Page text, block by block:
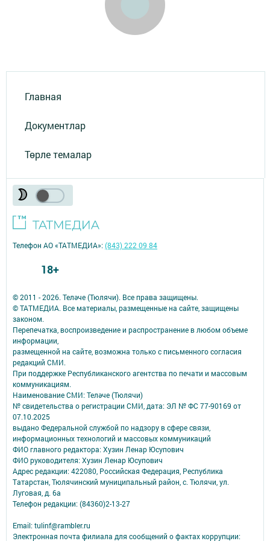
Главная
Документлар
Төрле темалар
© 2011 - 2026. Теләче (Тюлячи). Все права защищены.
© ТАТМЕДИА. Все материалы, размещенные на сайте, защищены
законом.
Перепечатка, воспроизведение и распространение в любом объеме
информации,
размещенной на сайте, возможна только с письменного согласия
редакций СМИ.
При поддержке Республиканского агентства по печати и массовым
коммуникациям.
Наименование СМИ: Теләче (Тюлячи)
№ свидетельства о регистрации СМИ, дата: ЭЛ № ФС 77-90169 от
07.10.2025
выдано Федеральной службой по надзору в сфере связи,
информационных технологий и массовых коммуникаций
ФИО главного редактора: Хузин Ленар Юсупович
ФИО руководителя: Хузин Ленар Юсупович
Адрес редакции: 422080, Российская Федерация, Республика
Татарстан, Тюлячинский муниципальный район, с. Тюлячи, ул.
Луговая, д. 6а
Телефон редакции: (84360)2-⁠13-⁠27
Email: tulinf@rambler.ru
Электронная почта филиала для сообщений о фактах коррупции:
Телефон АО «ТАТМЕДИА»:(843) 222 09 84
18+